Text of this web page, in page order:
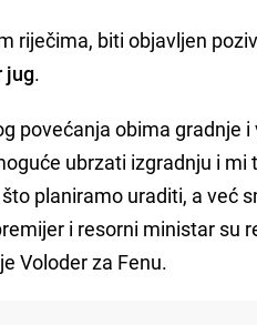
riječima, biti objavljen
jug.
povećanja obima gradnje
ubrzati izgradnju i
planiramo uraditi, a već
i resorni ministar su
Voloder za Fenu.